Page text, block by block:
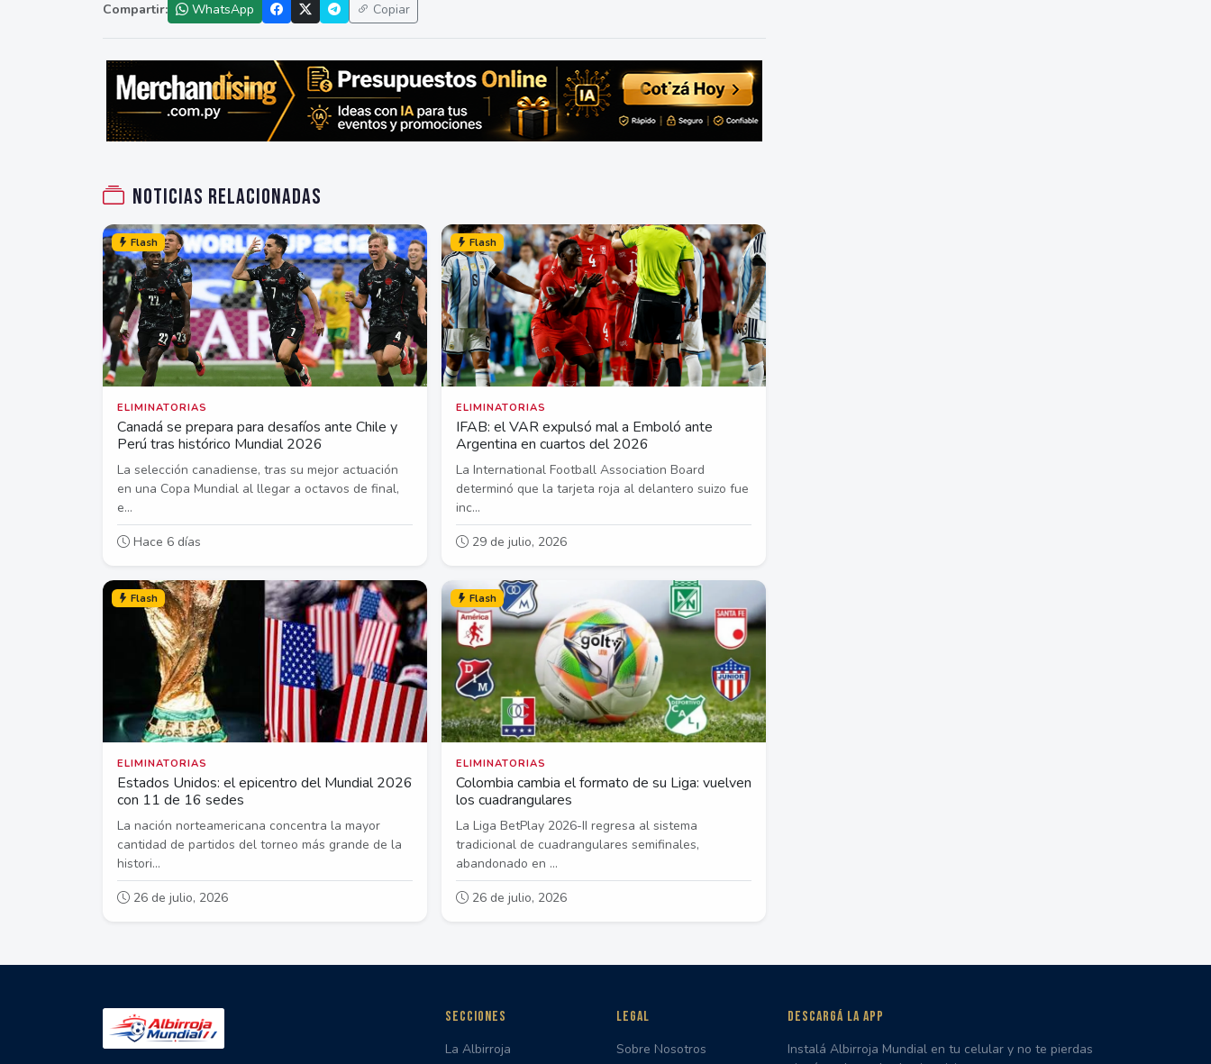
Compartir: WhatsApp Copiar
Noticias relacionadas
Flash
ELIMINATORIAS
Canadá se prepara para desafíos ante Chile y
Perú tras histórico Mundial 2026
La selección canadiense, tras su mejor actuación
en una Copa Mundial al llegar a octavos de final,
e...
Hace 6 días
Flash
ELIMINATORIAS
IFAB: el VAR expulsó mal a Emboló ante
Argentina en cuartos del 2026
La International Football Association Board
determinó que la tarjeta roja al delantero suizo fue
inc...
29 de julio, 2026
Flash
ELIMINATORIAS
Estados Unidos: el epicentro del Mundial 2026
con 11 de 16 sedes
La nación norteamericana concentra la mayor
cantidad de partidos del torneo más grande de la
histori...
26 de julio, 2026
Flash
ELIMINATORIAS
Colombia cambia el formato de su Liga: vuelven
los cuadrangulares
La Liga BetPlay 2026-II regresa al sistema
tradicional de cuadrangulares semifinales,
abandonado en ...
26 de julio, 2026
SECCIONES
La Albirroja
LEGAL
Sobre Nosotros
DESCARGÁ LA APP
Instalá Albirroja Mundial en tu celular y no te pierdas